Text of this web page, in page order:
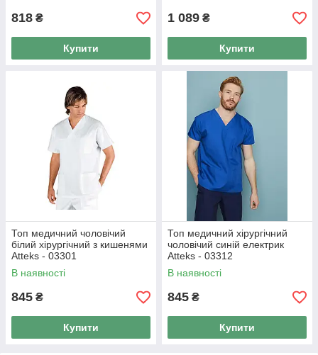
818 ₴
Купити
1 089 ₴
Купити
Топ медичний чоловічий
білий хірургічний з кишенями
Atteks - 03301
В наявності
845 ₴
Купити
Топ медичний хірургічний
чоловічий синій електрик
Atteks - 03312
В наявності
845 ₴
Купити